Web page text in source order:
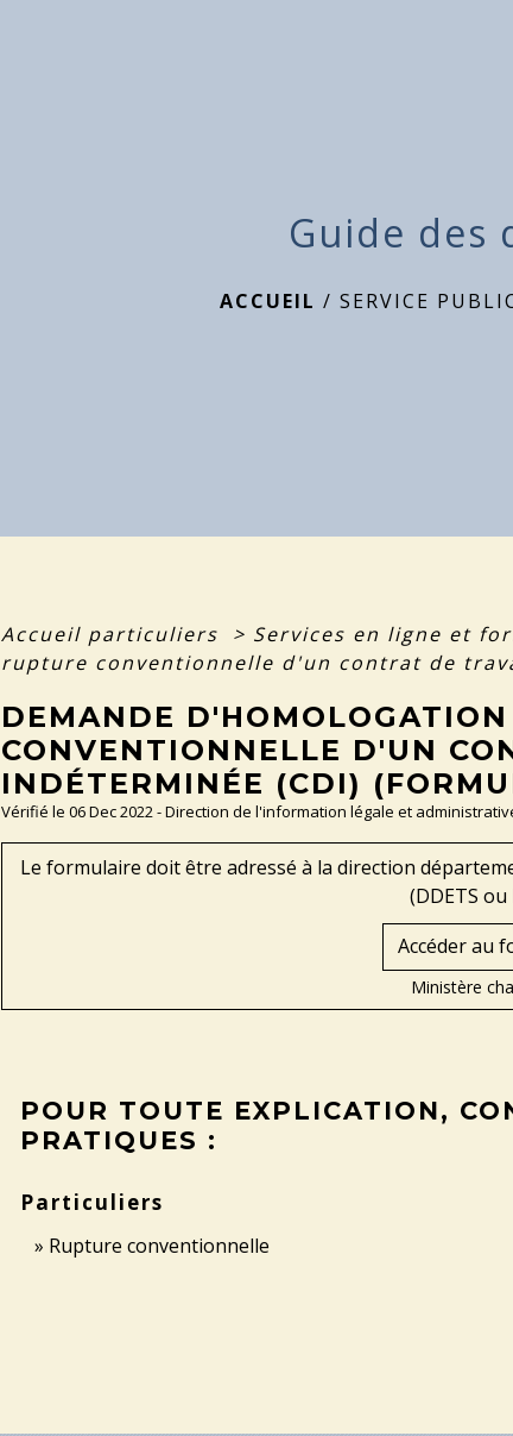
Guide des
ACCUEIL /SERVICE
Accueil particuliers > Services en ligne et
rupture conventionnelle d'un contrat de
DEMANDE
CONVENTIONNELLE D'UN
INDÉTERMINÉE (CDI)
Vérifié le 06 Dec 2022 - Direction de l'information légale et
Le formulaire doit être adressé à la direction
(DDETS ou
Accéder au
Ministère
POUR TOUTE EXPLICATION,
PRATIQUES :
Particuliers
Rupture conventionnelle